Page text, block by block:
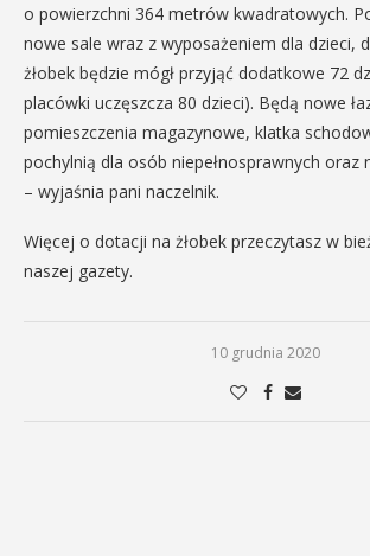
o powierzchni 364 metrów kwadratowych.
nowe sale wraz z wyposażeniem dla dzieci,
żłobek będzie mógł przyjąć dodatkowe 72
placówki uczęszcza 80 dzieci). Będą nowe
pomieszczenia magazynowe, klatka
pochylnią dla osób niepełnosprawnych oraz
– wyjaśnia pani naczelnik.
Więcej o dotacji na żłobek przeczytasz w
naszej gazety.
10 grudnia 2020